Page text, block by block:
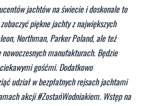
jachtów na świecie i doskonale to
piękne jachty z największych
Northman, Parker Poland, ale też
manufakturach. Będzie
gośćmi. Dodatkowo
udział w bezpłatnych rejsach jachtami
akcji #ZostańWodniakiem. Wstęp na